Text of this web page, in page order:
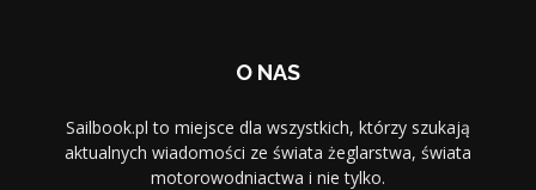
O NAS
Sailbook.pl to miejsce dla wszystkich, którzy szukają
aktualnych wiadomości ze świata żeglarstwa, świata
motorowodniactwa i nie tylko.